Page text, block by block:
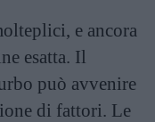
e ancora
esatta. Il
può avvenire
di fattori. Le